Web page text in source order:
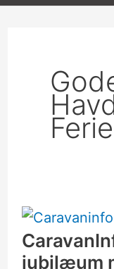
Ferie
jubilæum
10
års
jubilæum
med